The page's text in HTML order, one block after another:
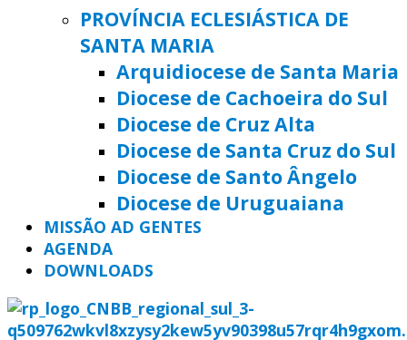
PROVÍNCIA ECLESIÁSTICA DE
SANTA MARIA
Arquidiocese de Santa Maria
Diocese de Cachoeira do Sul
Diocese de Cruz Alta
Diocese de Santa Cruz do Sul
Diocese de Santo Ângelo
Diocese de Uruguaiana
MISSÃO AD GENTES
AGENDA
DOWNLOADS